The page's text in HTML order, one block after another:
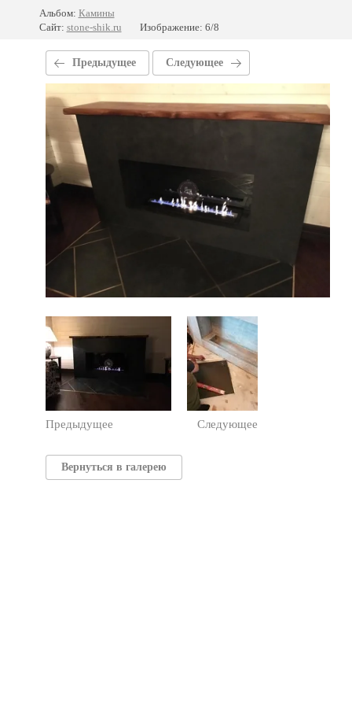
Альбом: Камины
Сайт: stone-shik.ru Изображение: 6/8
Предыдущее Следующее
Предыдущее Следующее
Вернуться в галерею